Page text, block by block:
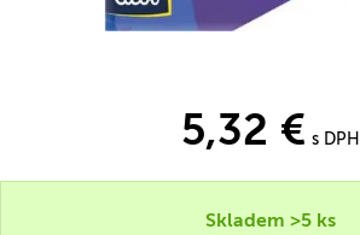
5,32 € s DPH
Skladem >5 ks